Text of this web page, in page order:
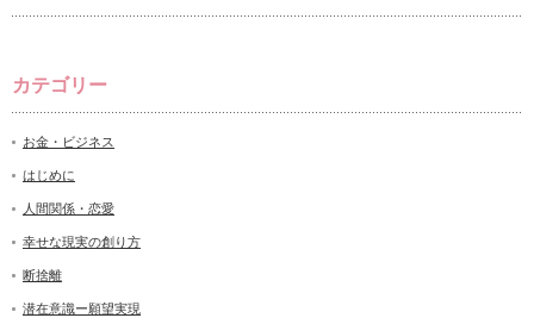
カテゴリー
お金・ビジネス
はじめに
人間関係・恋愛
幸せな現実の創り方
断捨離
潜在意識ー願望実現